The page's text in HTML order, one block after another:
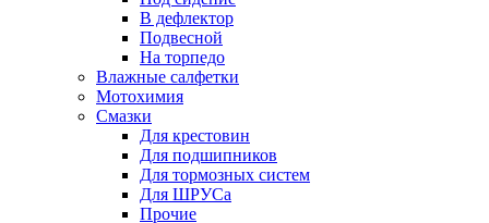
В дефлектор
Подвесной
На торпедо
Влажные салфетки
Мотохимия
Смазки
Для крестовин
Для подшипников
Для тормозных систем
Для ШРУСа
Прочие